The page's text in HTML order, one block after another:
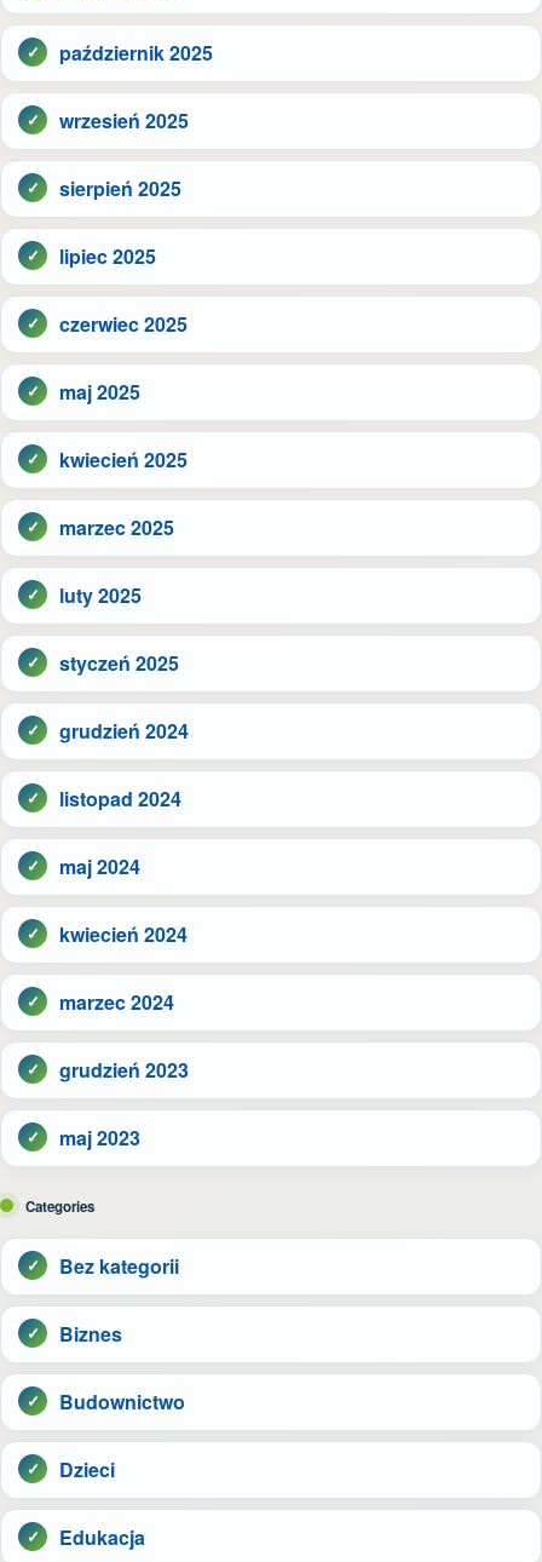
październik 2025
wrzesień 2025
sierpień 2025
lipiec 2025
czerwiec 2025
maj 2025
kwiecień 2025
marzec 2025
luty 2025
styczeń 2025
grudzień 2024
listopad 2024
maj 2024
kwiecień 2024
marzec 2024
grudzień 2023
maj 2023
Categories
Bez kategorii
Biznes
Budownictwo
Dzieci
Edukacja